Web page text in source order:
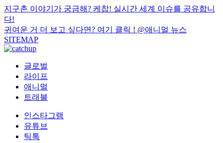
지구촌 이야기가 궁금해? 케찹! 실시간 세계 이슈를 공유합니
다!
귀여운 거 더 보고 싶다면? 여기 클릭 ! @애니멀 뉴스
SITEMAP
글로벌
라이프
애니멀
트래블
인스타그램
유튜브
틱톡